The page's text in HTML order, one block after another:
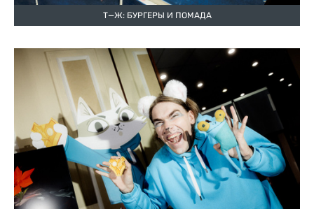
Т—Ж: БУРГЕРЫ И ПОМАДА